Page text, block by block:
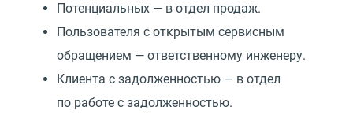
Потенциальных — в отдел продаж.
Пользователя с открытым сервисным
обращением — ответственному инженеру.
Клиента с задолженностью — в отдел
по работе с задолженностью.